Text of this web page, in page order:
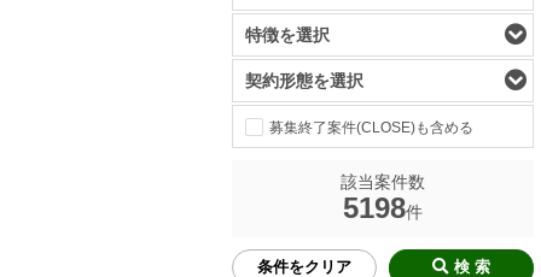
特徴を選択
契約形態を選択
募集終了案件(CLOSE)も含める
該当案件数
5198件
条件をクリア 検 索